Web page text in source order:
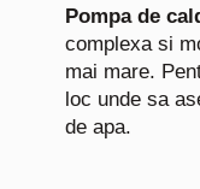
Pompa de
complexa si
mai mare.
loc unde sa
de apa.